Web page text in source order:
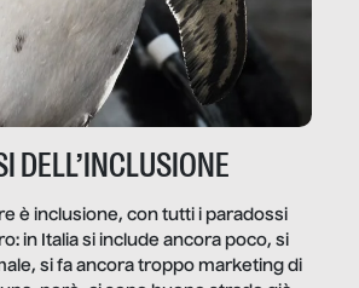
DELL’INCLUSIONE
è inclusione, con tutti i paradossi
in Italia si include ancora poco, si
si fa ancora troppo marketing di